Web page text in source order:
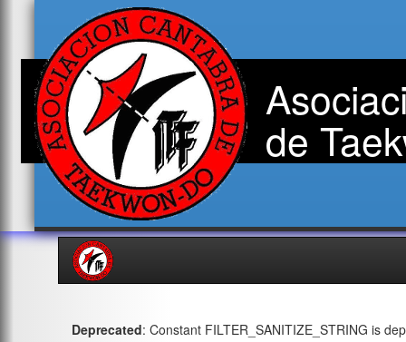
de
Deprecated: Constant FILTER_SANITIZE_STRING is